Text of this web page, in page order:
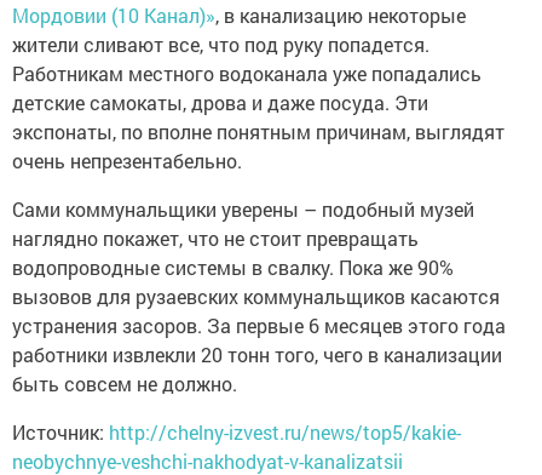
Мордовии (10 Канал)», в канализацию некоторые
жители сливают все, что под руку попадется.
Работникам местного водоканала уже попадались
детские самокаты, дрова и даже посуда. Эти
экспонаты, по вполне понятным причинам, выглядят
очень непрезентабельно.
Сами коммунальщики уверены – подобный музей
наглядно покажет, что не стоит превращать
водопроводные системы в свалку. Пока же 90%
вызовов для рузаевских коммунальщиков касаются
устранения засоров. За первые 6 месяцев этого года
работники извлекли 20 тонн того, чего в канализации
быть совсем не должно.
Источник: http://chelny-izvest.ru/news/top5/kakie-
neobychnye-veshchi-nakhodyat-v-kanalizatsii